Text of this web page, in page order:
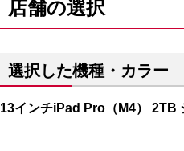
店舗の選択
選択した機種・カラー
13インチiPad Pro（M4） 2TB